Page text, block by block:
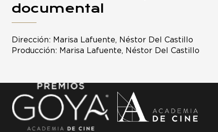
documental
Dirección: Marisa Lafuente, Néstor Del Castillo
Producción: Marisa Lafuente, Néstor Del Castillo